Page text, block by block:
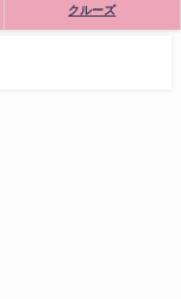
クルーズ